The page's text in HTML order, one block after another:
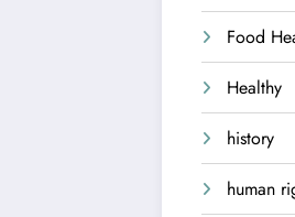
Food
Healthy
history
human